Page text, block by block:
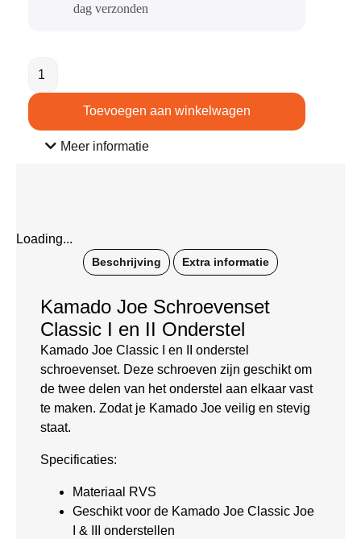
dag verzonden​
Toevoegen aan winkelwagen
Meer informatie
Loading...
Beschrijving Extra informatie
Kamado Joe Schroevenset
Classic I en II Onderstel
Kamado Joe Classic I en II onderstel
schroevenset. Deze schroeven zijn geschikt om
de twee delen van het onderstel aan elkaar vast
te maken. Zodat je Kamado Joe veilig en stevig
staat.
Specificaties:
Materiaal RVS
Geschikt voor de Kamado Joe Classic Joe
I & III onderstellen